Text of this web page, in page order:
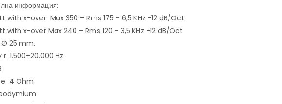
информация:
with x-over Max 350 – Rms 175 – 6,5 KHz -12 dB/Oct
with x-over Max 240 – Rms 120 – 3,5 KHz -12 dB/Oct
Ø 25 mm.
1.500÷20.000 Hz
4 Ohm